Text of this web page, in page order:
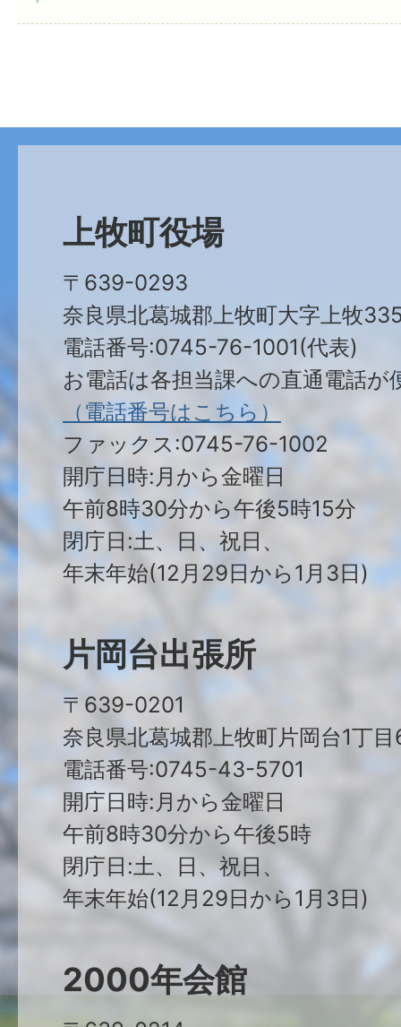
上牧町役場
〒639-0293
奈良県北葛城郡上牧町大字上牧
電話番号:0745-76-1001(代表)
お電話は各担当課への直通電話が
（電話番号はこちら）
ファックス:0745-76-1002
開庁日時:月から金曜日
午前8時30分から午後5時15分
閉庁日:土、日、祝日、
年末年始(12月29日から1月3日)
片岡台出張所
〒639-0201
奈良県北葛城郡上牧町片岡台1丁目
電話番号:0745-43-5701
開庁日時:月から金曜日
午前8時30分から午後5時
閉庁日:土、日、祝日、
年末年始(12月29日から1月3日)
2000年会館